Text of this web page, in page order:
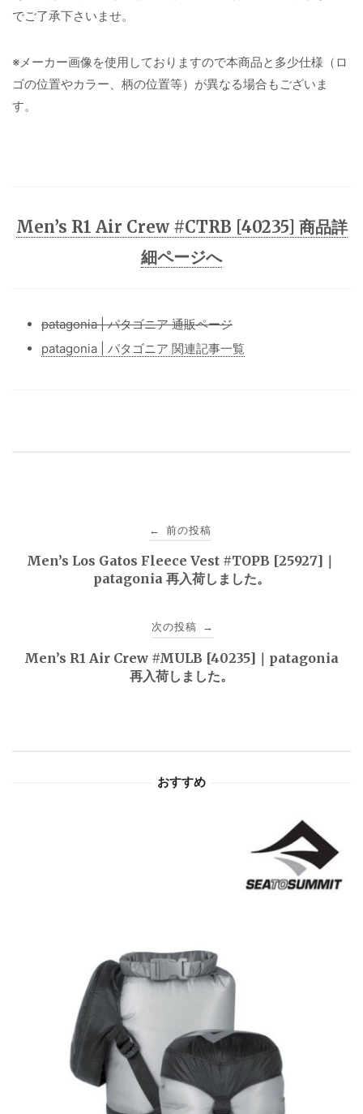
でご了承下さいませ。
※メーカー画像を使用しておりますので本商品と多少仕様（ロ
ゴの位置やカラー、柄の位置等）が異なる場合もございま
す。
Men’s R1 Air Crew #CTRB [40235] 商品詳
細ページへ
patagonia | パタゴニア 通販ページ
patagonia | パタゴニア 関連記事一覧
稿
ゲ
← 前の投稿
Men’s Los Gatos Fleece Vest #TOPB [25927]｜
patagonia 再入荷しました。
次の投稿 →
Men’s R1 Air Crew #MULB [40235]｜patagonia
再入荷しました。
おすすめ